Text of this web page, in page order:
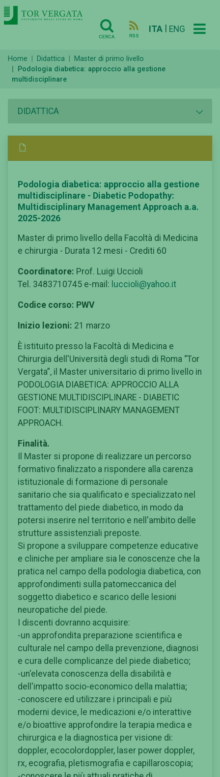
CERCA RSS
ITA ENG
Home Didattica
Master di primo livello
Podologia diabetica: approccio alla gestione
multidisciplinare
DIDATTICA
Podologia diabetica: approccio alla gestione
multidisciplinare - Diabetic Podopathy:
Multidisciplinary Management Approach a.a.
2025-2026
Master di primo livello della Facoltà di Medicina
e chirurgia - Durata 12 mesi - Crediti 60
Coordinatore: Prof. Luigi Uccioli
Tel. 3483710745 e-mail: luccioli@yahoo.it
Codice corso: PWV
Inizio lezioni: 21 marzo
È istituito presso la Facoltà di Medicina e
Chirurgia dell'Università degli studi di Roma “Tor
Vergata”, il Master universitario di primo livello in
PODOLOGIA DIABETICA: APPROCCIO ALLA
GESTIONE MULTIDISCIPLINARE - DIABETIC
FOOT: MULTIDISCIPLINARY MANAGEMENT
APPROACH.
Finalità.
Il Master si propone di realizzare un percorso
formativo finalizzato a rispondere alla carenza
istituzionale di formazione di personale
sanitario che sia qualificato e specializzato nel
trattamento del piede diabetico, in modo da
potersi inserire nel territorio e nell'ambito delle
strutture assistenziali preposte.
Si propone a sviluppare competenze educative
e cliniche per ampliare sia le conoscenze che la
pratica nel campo della podologia diabetica, con
approfondimenti sulla patomeccanica del
soggetto diabetico e scarico delle lesioni
neuropatiche del piede.
I discenti dovranno acquisire:
-un approfondita preparazione scientifica e
culturale nel campo della prevenzione, diagnosi
e cura delle complicanze del piede diabetico;
-un'elevata conoscenza della disabilità e
dell'impatto socio-economico della malattia;
-conoscere ed utilizzare i principali e più
moderni device, le medicazioni e/o interattive
e/o bioattive approfondire la terapia medica e
chirurgica e la diagnostica per visione di:
doppler, ecocolordoppler, laser power doppler,
rx, ecografia, pletismografia e capillaroscopia;